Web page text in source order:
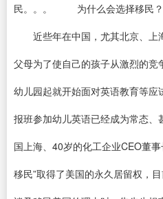
民。。。 为什么会选择移民
近些年在中国，尤其北京、上
父母为了使自己的孩子从激烈的
幼儿园起就开始面对英语教育等应
报班参加幼儿英语已经成为常
国上海、40岁的化工企业CEO董
移民”取得了美国的永久居留权